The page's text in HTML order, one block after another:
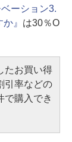
ベーション3.
』 は30％O
たお買い得
引率などの
で購入でき